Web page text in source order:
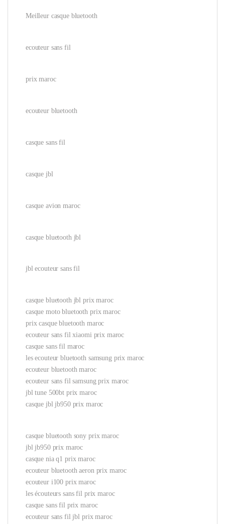
Meilleur casque bluetooth
ecouteur sans fil
prix maroc
ecouteur bluetooth
casque sans fil
casque jbl
casque avion maroc
casque bluetooth jbl
jbl ecouteur sans fil
casque bluetooth jbl prix maroc
casque moto bluetooth prix maroc
prix casque bluetooth maroc
ecouteur sans fil xiaomi prix maroc
casque sans fil maroc
les ecouteur bluetooth samsung prix maroc
ecouteur bluetooth maroc
ecouteur sans fil samsung prix maroc
jbl tune 500bt prix maroc
casque jbl jb950 prix maroc
casque bluetooth sony prix maroc
jbl jb950 prix maroc
casque nia q1 prix maroc
ecouteur bluetooth aeron prix maroc
ecouteur i100 prix maroc
les écouteurs sans fil prix maroc
casque sans fil prix maroc
ecouteur sans fil jbl prix maroc